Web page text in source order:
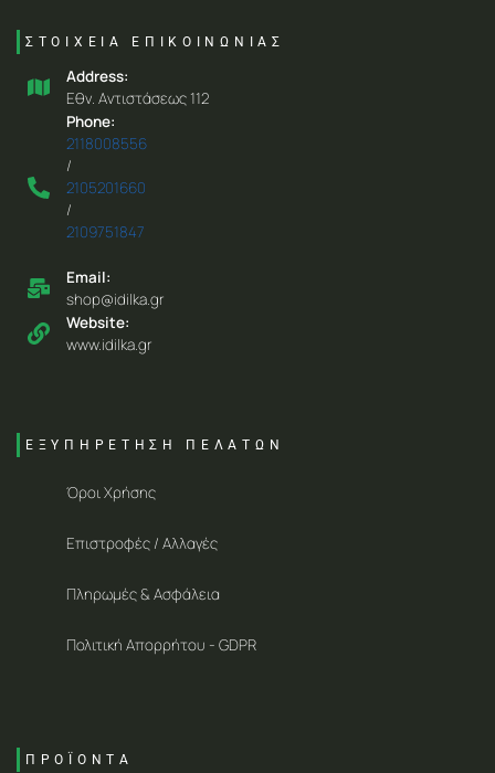
ΣΤΟΙΧΕΙΑ ΕΠΙΚΟΙΝΩΝΙΑΣ
Address:
Eθν. Aντιστάσεως 112
Phone:
2118008556
/
2105201660
/
2109751847
Email:
shop@idilka.gr
Website:
www.idilka.gr
ΕΞΥΠΗΡΕΤΗΣΗ ΠΕΛΑΤΩΝ
Όροι Χρήσης
Επιστροφές / Αλλαγές
Πληρωμές & Ασφάλεια
Πολιτική Απορρήτου - GDPR
ΠΡΟΪΟΝΤΑ